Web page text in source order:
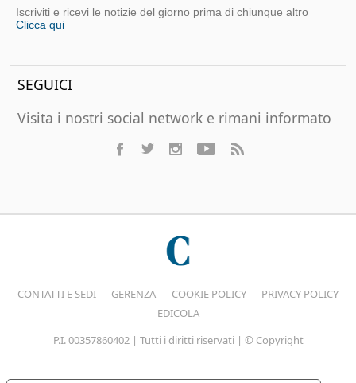
Iscriviti e ricevi le notizie del giorno prima di chiunque altro
Clicca qui
SEGUICI
Visita i nostri social network e rimani informato
CONTATTI E SEDI GERENZA COOKIE POLICY
PRIVACY POLICY
EDICOLA
P.I. 00357860402 | Tutti i diritti riservati | © Copyright